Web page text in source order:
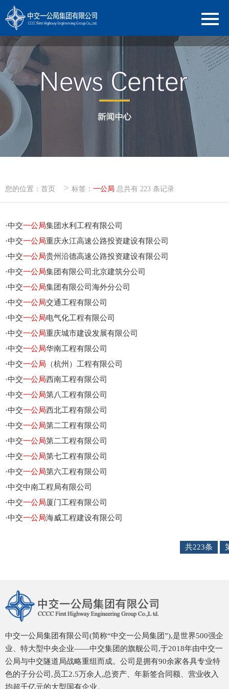
您的位置： 首页 > 标签： 一公局 总共有 223 条记录
·中交一公局集团水利工程有限公司
·中交一公局重庆永江高速公路投资建设有限公司
·中交一公局贵州沿德高速公路投资建设有限公司
·中交一公局集团有限公司北京建筑分公司
·中交一公局集团有限公司海外分公司
·中交一公局交通工程有限公司
·中交一公局电气化工程有限公司
·中交一公局重庆城市建设发展有限公司
·中交一公局华南工程有限公司
·中交一公局 （杭州）工程有限公司
·中交一公局西南工程有限公司
·中交一公局第八工程有限公司
·中交一公局西北工程有限公司
·中交一公局第二工程有限公司
·中交一公局第二工程有限公司
·中交一公局第七工程有限公司
·中交一公局第六工程有限公司
·中交中南工程局有限公司
·中交一公局厦门工程有限公司
·中交一公局海威工程建设有限公司
共223条
中交一公局集团有限公司(简称“中交一公局集团”),是世界500强企
业、特大型中央企业——中交集团的旗舰公司,于2018年由中交一
公局与中交隧道局战略重组而成。公司是拥有90余家各具专业特
色的子分公司,员工2.5万余人,总资产、年新签合同额、营业收入
均超千亿元的大型国有企业。